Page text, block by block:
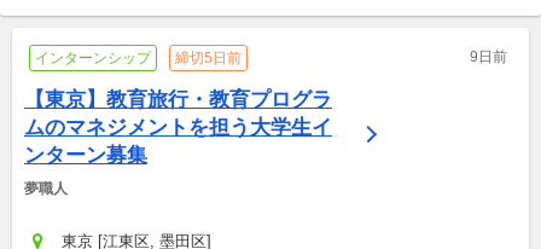
インターンシップ 締切5日前 9日前
【東京】教育旅行・教育プログラ
ムのマネジメントを担う大学生イ
ンターン募集
夢職人
東京 [江東区, 墨田区]